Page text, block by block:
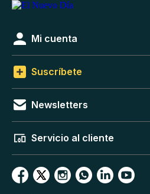
Mi cuenta
Suscríbete
Newsletters
Servicio al cliente